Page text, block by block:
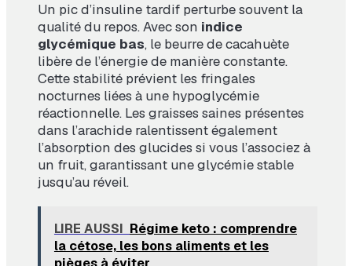
Un pic d’insuline tardif perturbe souvent la
qualité du repos. Avec son indice
glycémique bas, le beurre de cacahuète
libère de l’énergie de manière constante.
Cette stabilité prévient les fringales
nocturnes liées à une hypoglycémie
réactionnelle. Les graisses saines présentes
dans l’arachide ralentissent également
l’absorption des glucides si vous l’associez à
un fruit, garantissant une glycémie stable
jusqu’au réveil.
LIRE AUSSI Régime keto : comprendre
la cétose, les bons aliments et les